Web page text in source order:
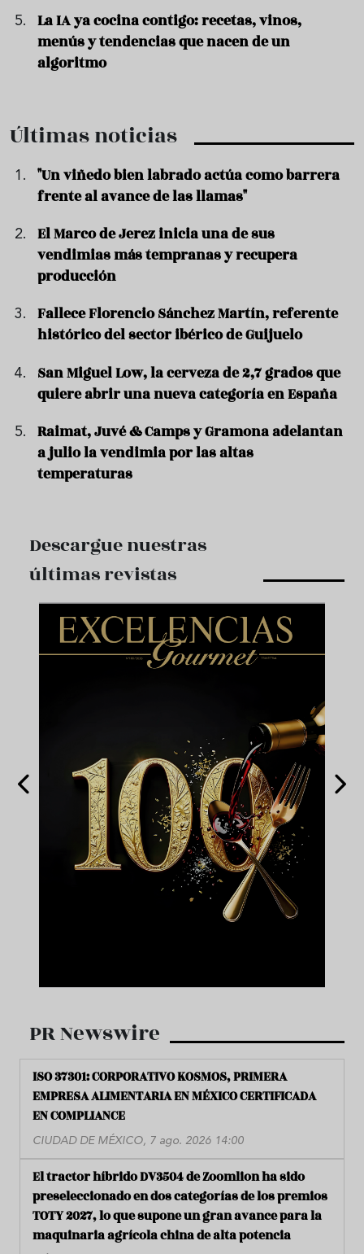
La IA ya cocina contigo: recetas, vinos,
menús y tendencias que nacen de un
algoritmo
Últimas noticias
"Un viñedo bien labrado actúa como barrera
frente al avance de las llamas"
El Marco de Jerez inicia una de sus
vendimias más tempranas y recupera
producción
Fallece Florencio Sánchez Martín, referente
histórico del sector ibérico de Guijuelo
San Miguel Low, la cerveza de 2,7 grados que
quiere abrir una nueva categoría en España
Raimat, Juvé & Camps y Gramona adelantan
a julio la vendimia por las altas
temperaturas
Descargue nuestras
últimas revistas
PR Newswire
ISO 37301: CORPORATIVO KOSMOS, PRIMERA
EMPRESA ALIMENTARIA EN MÉXICO CERTIFICADA
EN COMPLIANCE
CIUDAD DE MÉXICO, 7 ago. 2026 14:00
El tractor híbrido DV3504 de Zoomlion ha sido
preseleccionado en dos categorías de los premios
TOTY 2027, lo que supone un gran avance para la
maquinaria agrícola china de alta potencia